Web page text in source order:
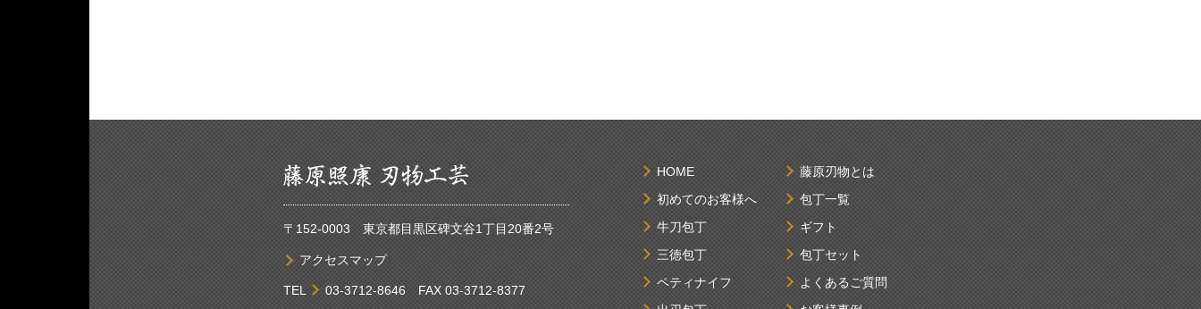
〒152-0003 東京都目黒区碑文谷1丁目20番2号
アクセスマップ
TEL 03-3712-8646FAX 03-3712-8377
HOME
初めてのお客様へ
牛刀包丁
三徳包丁
ペティナイフ
藤原刃物とは
包丁一覧
ギフト
包丁セット
よくあるご質問